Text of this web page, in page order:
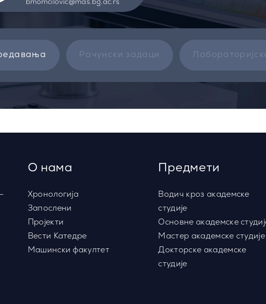
Рачунски задаци
О нама
Хронологија
Запослени
Пројекти
Вести Катедре
Машински факултет
Предмети
Водич кроз академске
студије
Основне академске
Мастер академске студије
Докторске академске
студије